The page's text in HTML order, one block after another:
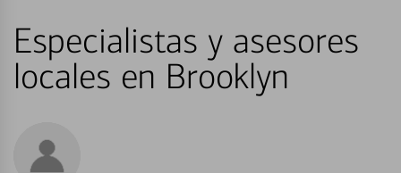
Especialistas y asesores
locales en Brooklyn